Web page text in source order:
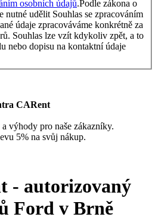
osobních údajů.Podle zákona o
nutné udělit Souhlas se zpracováním
údaje zpracováváme konkrétně za
Souhlas lze vzít kdykoliv zpět, a to
nebo dopisu na kontaktní údaje
CARent
výhody pro naše zákazníky.
5% na svůj nákup.
- autorizovaný
Ford v Brně